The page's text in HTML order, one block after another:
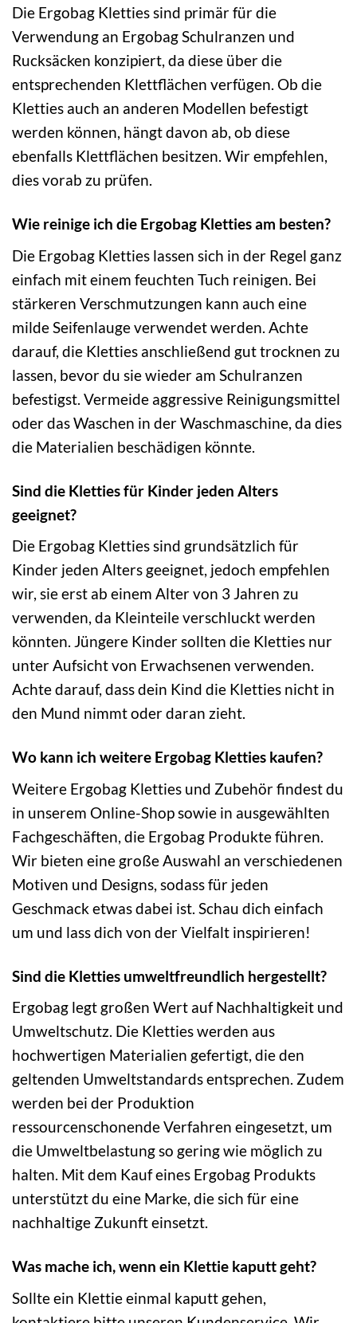
Die Ergobag Kletties sind primär für die
Verwendung an Ergobag Schulranzen und
Rucksäcken konzipiert, da diese über die
entsprechenden Klettflächen verfügen. Ob die
Kletties auch an anderen Modellen befestigt
werden können, hängt davon ab, ob diese
ebenfalls Klettflächen besitzen. Wir empfehlen,
dies vorab zu prüfen.
Wie reinige ich die Ergobag Kletties am besten?
Die Ergobag Kletties lassen sich in der Regel ganz
einfach mit einem feuchten Tuch reinigen. Bei
stärkeren Verschmutzungen kann auch eine
milde Seifenlauge verwendet werden. Achte
darauf, die Kletties anschließend gut trocknen zu
lassen, bevor du sie wieder am Schulranzen
befestigst. Vermeide aggressive Reinigungsmittel
oder das Waschen in der Waschmaschine, da dies
die Materialien beschädigen könnte.
Sind die Kletties für Kinder jeden Alters
geeignet?
Die Ergobag Kletties sind grundsätzlich für
Kinder jeden Alters geeignet, jedoch empfehlen
wir, sie erst ab einem Alter von 3 Jahren zu
verwenden, da Kleinteile verschluckt werden
könnten. Jüngere Kinder sollten die Kletties nur
unter Aufsicht von Erwachsenen verwenden.
Achte darauf, dass dein Kind die Kletties nicht in
den Mund nimmt oder daran zieht.
Wo kann ich weitere Ergobag Kletties kaufen?
Weitere Ergobag Kletties und Zubehör findest du
in unserem Online-Shop sowie in ausgewählten
Fachgeschäften, die Ergobag Produkte führen.
Wir bieten eine große Auswahl an verschiedenen
Motiven und Designs, sodass für jeden
Geschmack etwas dabei ist. Schau dich einfach
um und lass dich von der Vielfalt inspirieren!
Sind die Kletties umweltfreundlich hergestellt?
Ergobag legt großen Wert auf Nachhaltigkeit und
Umweltschutz. Die Kletties werden aus
hochwertigen Materialien gefertigt, die den
geltenden Umweltstandards entsprechen. Zudem
werden bei der Produktion
ressourcenschonende Verfahren eingesetzt, um
die Umweltbelastung so gering wie möglich zu
halten. Mit dem Kauf eines Ergobag Produkts
unterstützt du eine Marke, die sich für eine
nachhaltige Zukunft einsetzt.
Was mache ich, wenn ein Klettie kaputt geht?
Sollte ein Klettie einmal kaputt gehen,